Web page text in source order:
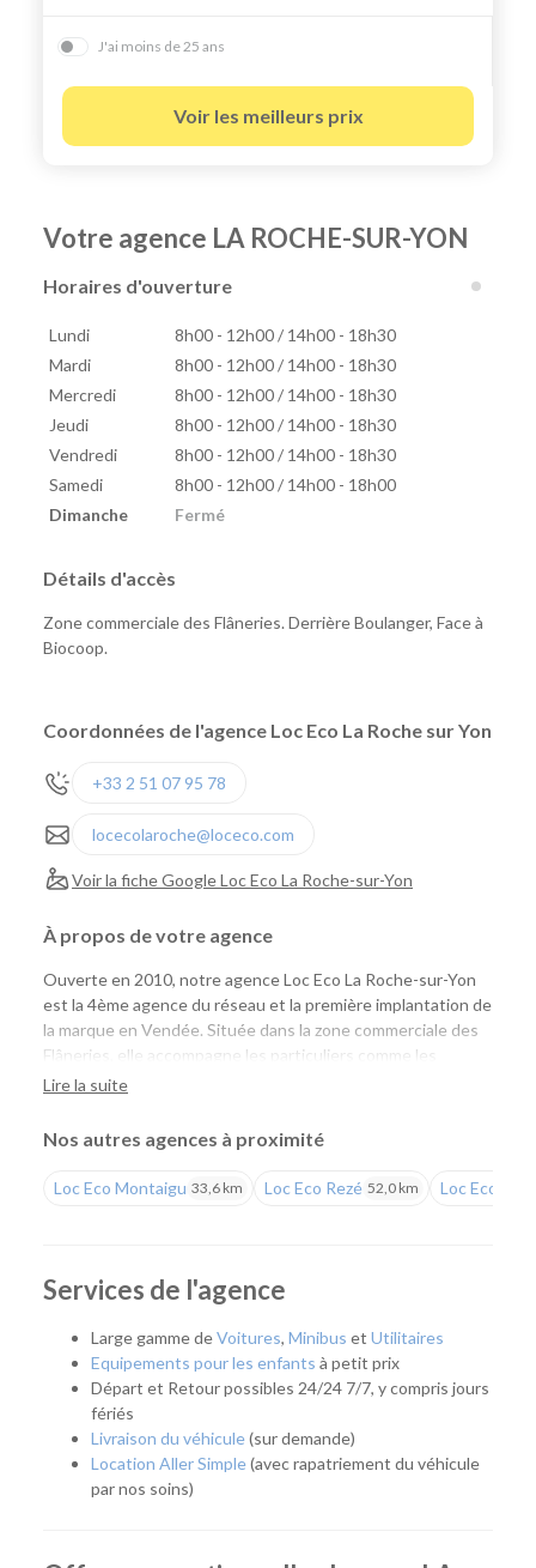
J'ai moins de 25 ans
Voir les meilleurs prix
Votre agence LA ROCHE-SUR-YON
Horaires d'ouverture
Lundi
8h00 - 12h00 / 14h00 - 18h30
Mardi
8h00 - 12h00 / 14h00 - 18h30
Mercredi
8h00 - 12h00 / 14h00 - 18h30
Jeudi
8h00 - 12h00 / 14h00 - 18h30
Vendredi
8h00 - 12h00 / 14h00 - 18h30
Samedi
8h00 - 12h00 / 14h00 - 18h00
Dimanche
Fermé
Détails d'accès
Zone commerciale des Flâneries. Derrière Boulanger, Face à
Biocoop.
Coordonnées de l'agence Loc Eco La Roche sur Yon
+33 2 51 07 95 78
locecolaroche@loceco.com
Voir la fiche Google Loc Eco La Roche-sur-Yon
À propos de votre agence
Ouverte en 2010, notre agence Loc Eco La Roche-sur-Yon
est la 4ème agence du réseau et la première implantation de
la marque en Vendée. Située dans la zone commerciale des
Flâneries, elle accompagne les particuliers comme les
professionnels avec une large gamme de véhicules de
de proximité reconnu.
Une agence pour tous vos projets
vous ayez besoin de remplacer temporairement votre
véhicule, notre agence vous accompagne avec une solution
adaptée. Facilement accessible, elle dessert La Roche-sur-
Yon, mais aussi l'ensemble de la Vendée grâce à une offre de
véhicules répondant aux besoins des particuliers, des
artisans et des entreprises.
Quel véhicule choisir ?
Lire la suite
Nos autres agences à proximité
Loc Eco Montaigu 33,6 km Loc Eco Rezé 52,0 km Loc Eco
Services de l'agence
Large gamme deVoitures, Minibus et Utilitaires
Equipements pour les enfants à petit prix
Départ et Retour possibles 24/24 7/7, y compris jours
fériés
Livraison du véhicule(sur demande)
Location Aller Simple(avec rapatriement du véhicule
par nos soins)